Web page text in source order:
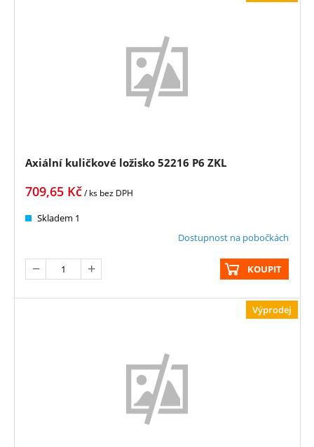
Axiální kuličkové ložisko 52216 P6 ZKL
709,65 Kč/ ks bez DPH
Skladem 1
Dostupnost na pobočkách
KOUPIT
Výprodej